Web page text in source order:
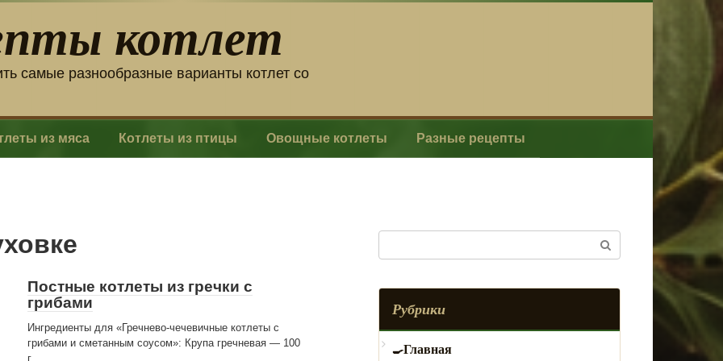
котлет
самые разнообразные варианты котлет со
из мяса Котлеты из птицы Овощные котлеты Разные рецепты
Постные котлеты из гречки с
грибами
Ингредиенты для «Гречнево-чечевичные котлеты с
грибами и сметанным соусом»: Крупа гречневая — 100
г
Рубрики
Главная